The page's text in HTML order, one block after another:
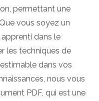
permettant une
vous soyez un
dans le
les techniques de
dans vos
nous vous
PDF, qui est une